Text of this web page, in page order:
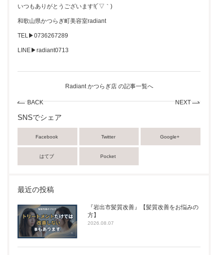
いつもありがとうございます!(´▽｀)
和歌山県かつらぎ町美容室radiant
TEL▶︎0736267289
LINE▶︎radiant0713
BACK
Radiant かつらぎ店 の記事一覧へ
NEXT
SNSでシェア
Facebook Twitter Google+
はてブ Pocket
最近の投稿
『岩出市髪質改善』【髪質改善をお悩みの
方】
2026.08.07